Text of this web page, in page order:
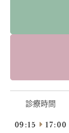
診療時間
09:15 17:00